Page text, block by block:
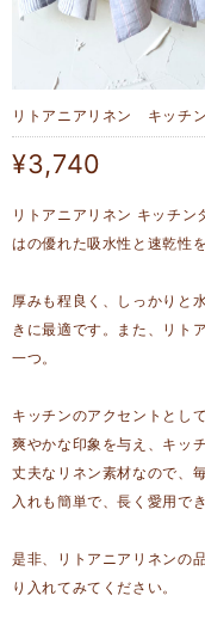
リトアニアリネン キッチ
¥3,740
リトアニアリネン キッチ
はの優れた吸水性と速乾性
厚みも程良く、しっかりと
きに最適です。また、リト
一つ。
キッチンのアクセントとし
爽やかな印象を与え、キッ
丈夫なリネン素材なので、
入れも簡単で、長く愛用でき
是非、リトアニアリネンの
り入れてみてください。